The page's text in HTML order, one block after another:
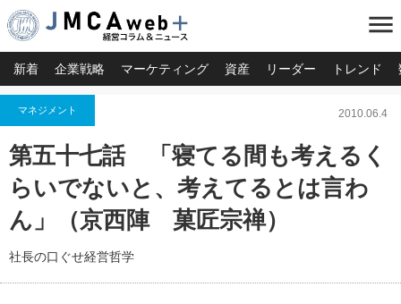
menu
新着 企業戦略 マーケティング 資産 リーダー トレンド
マネジメント 2010.06.4
第五十七話 「寝てる間も考えるく
らいでないと、考えてるとは言わ
ん」（京西陣 菓匠宗禅）
社長の口ぐせ経営哲学